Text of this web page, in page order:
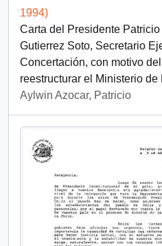
1994)
Carta del Presidente
Gutierrez Soto, Secretario
Concertación, con motivo
reestructurar el Ministerio
Aylwin Azocar, Patricio